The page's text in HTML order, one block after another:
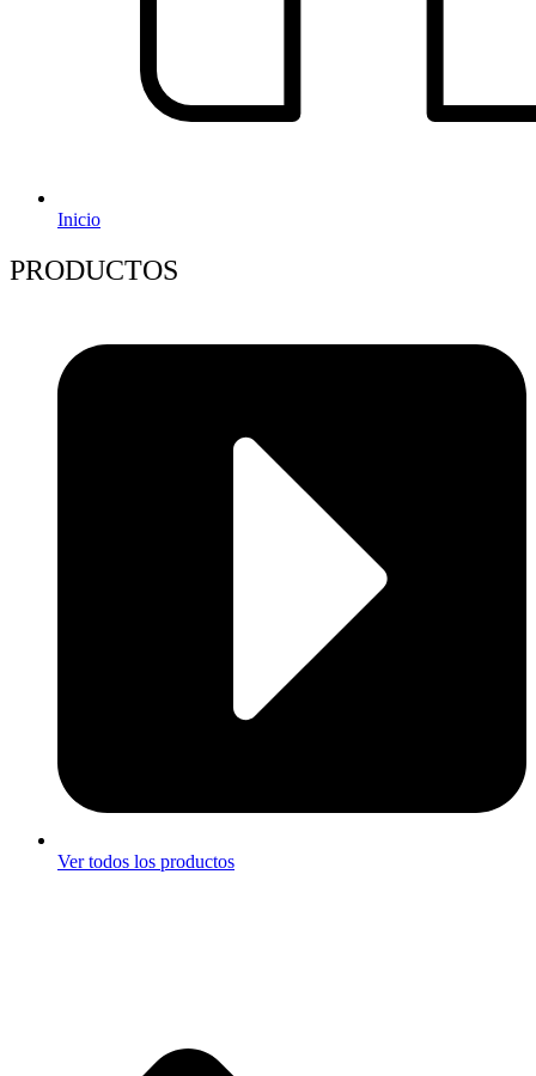
Inicio
PRODUCTOS
Ver todos los productos